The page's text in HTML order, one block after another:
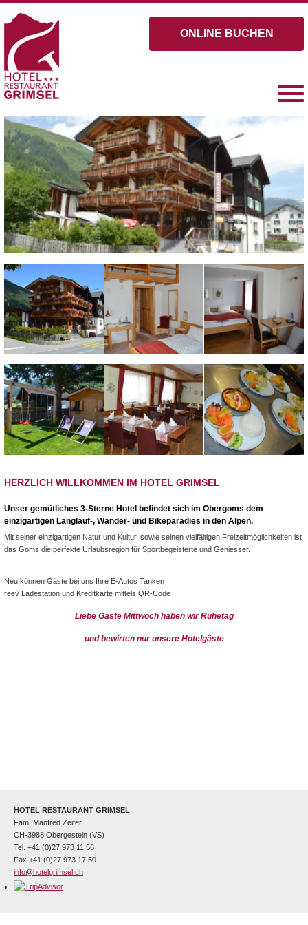
ONLINE BUCHEN
HERZLICH WILLKOMMEN IM HOTEL GRIMSEL
Unser gemütliches 3-Sterne Hotel befindet sich im Obergoms dem
einzigartigen Langlauf-, Wander- und Bikeparadies in den Alpen.
Mit seiner einzigartigen Natur und Kultur, sowie seinen vielfältigen Freizeitmöglichkeiten ist
das Goms die perfekte Urlaubsregion für Sportbegeisterte und Geniesser.
Neu können Gäste bei uns Ihre E-Autos Tanken
reev Ladestation und Kreditkarte mittels QR-Code
Liebe Gäste Mittwoch haben wir Ruhetag
und bewirten nur unsere Hotelgäste
HOTEL RESTAURANT GRIMSEL
Fam. Manfred Zeiter
CH-3988 Obergesteln (VS)
Tel. +41 (0)27 973 11 56
Fax +41 (0)27 973 17 50
info@hotelgrimsel.ch